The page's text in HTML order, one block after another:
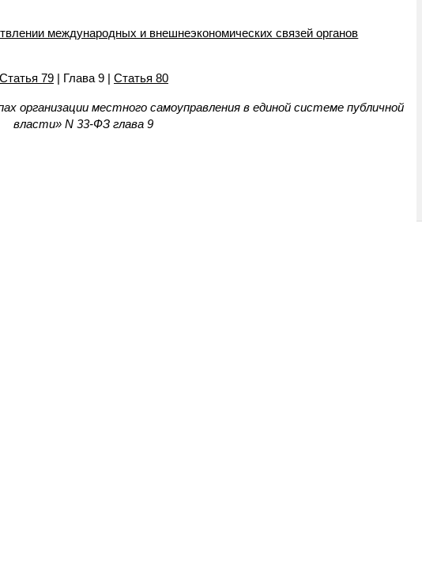
международных и внешнеэкономических связей органов
Статья 79| Глава 9 | Статья 80
организации местного самоуправления в единой системе публичной
власти» N 33-ФЗ глава 9